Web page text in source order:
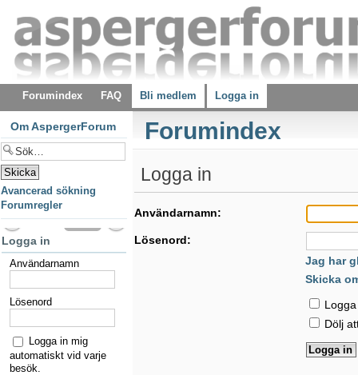
Forumindex FAQ Bli medlem Logga in
Forumindex
Logga in
Användarnamn:
Lösenord:
Jag har
Skicka
Dölj
Om AspergerForum
Avancerad sökning
Forumregler
Logga in
Användarnamn
Lösenord
Logga in mig
automatiskt vid varje
besök.